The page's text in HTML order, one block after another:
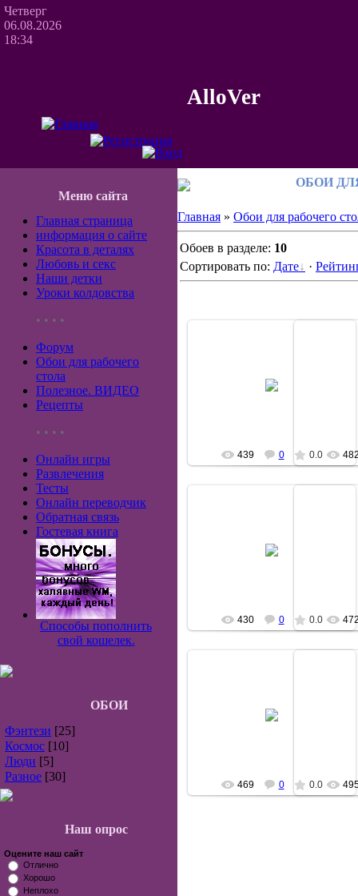
Четверг
06.08.2026
18:34
AlloVer
Меню сайта
Главная страница
информация о сайте
Красота в деталях
Любовь и секс
Наши детки
Уроки колдовства
• • • •
Форум
Обои для рабочего
стола
Полезное. ВИДЕО
Рецепты
• • • •
Онлайн игры
Развлечения
Тесты
Онлайн переводчик
Обратная связь
Гостевая книга
Способы пополнить
свой кошелек.
ОБОИ
Фэнтези [25]
Космос [10]
Люди [5]
Разное [30]
Наш опрос
Оцените наш сайт
Отлично
Хорошо
Неплохо
ОБОИ
Главная » Обои для рабочего
Обоев в разделе: 10
Сортировать по: Дате ·
439 0 0.0
430 0 0.0
469 0 0.0